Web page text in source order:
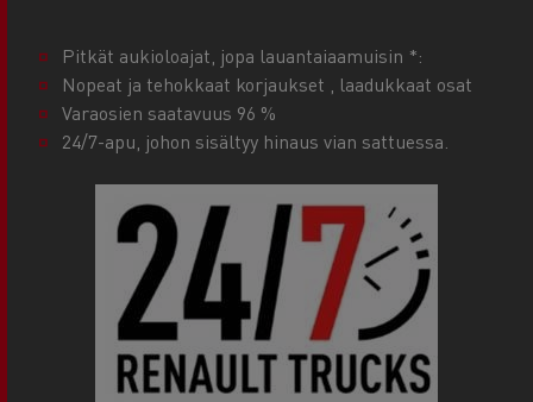
Pitkät aukioloajat, jopa lauantaiaamuisin *:
Nopeat ja tehokkaat korjaukset , laadukkaat osat
Varaosien saatavuus 96 %
24/7-apu, johon sisältyy hinaus vian sattuessa.